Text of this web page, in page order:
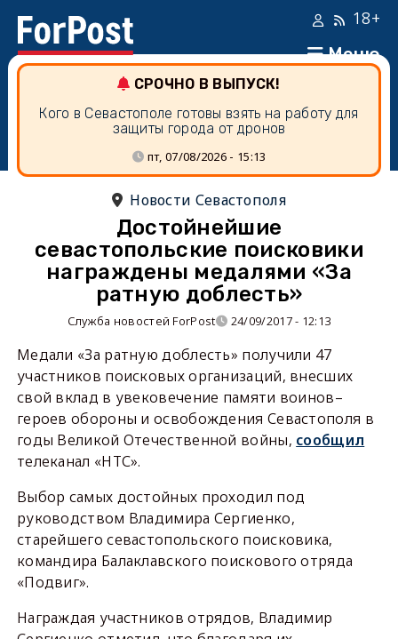
Меню
18+
СРОЧНО В ВЫПУСК!
Кого в Севастополе готовы взять на работу для
защиты города от дронов
пт, 07/08/2026 - 15:13
Новости Севастополя
Достойнейшие
севастопольские поисковики
награждены медалями «За
ратную доблесть»
Служба новостей ForPost 24/09/2017 - 12:13
Медали «За ратную доблесть» получили 47
участников поисковых организаций, внесших
свой вклад в увековечение памяти воинов–
героев обороны и освобождения Севастополя в
годы Великой Отечественной войны, сообщил
телеканал «НТС».
Выбор самых достойных проходил под
руководством Владимира Сергиенко,
старейшего севастопольского поисковика,
командира Балаклавского поискового отряда
«Подвиг».
Награждая участников отрядов, Владимир